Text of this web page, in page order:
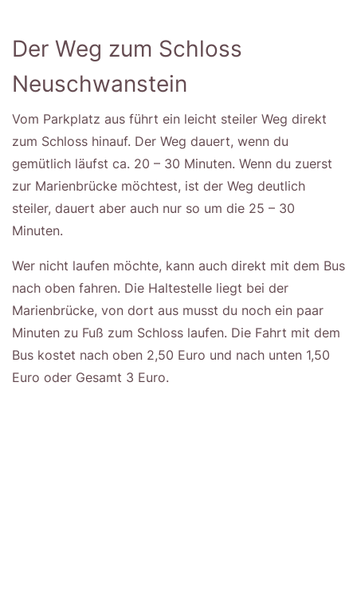
Der Weg zum Schloss
Neuschwanstein
Vom Parkplatz aus führt ein leicht steiler Weg direkt
zum Schloss hinauf. Der Weg dauert, wenn du
gemütlich läufst ca. 20 – 30 Minuten. Wenn du zuerst
zur Marienbrücke möchtest, ist der Weg deutlich
steiler, dauert aber auch nur so um die 25 – 30
Minuten.
Wer nicht laufen möchte, kann auch direkt mit dem Bus
nach oben fahren. Die Haltestelle liegt bei der
Marienbrücke, von dort aus musst du noch ein paar
Minuten zu Fuß zum Schloss laufen. Die Fahrt mit dem
Bus kostet nach oben 2,50 Euro und nach unten 1,50
Euro oder Gesamt 3 Euro.